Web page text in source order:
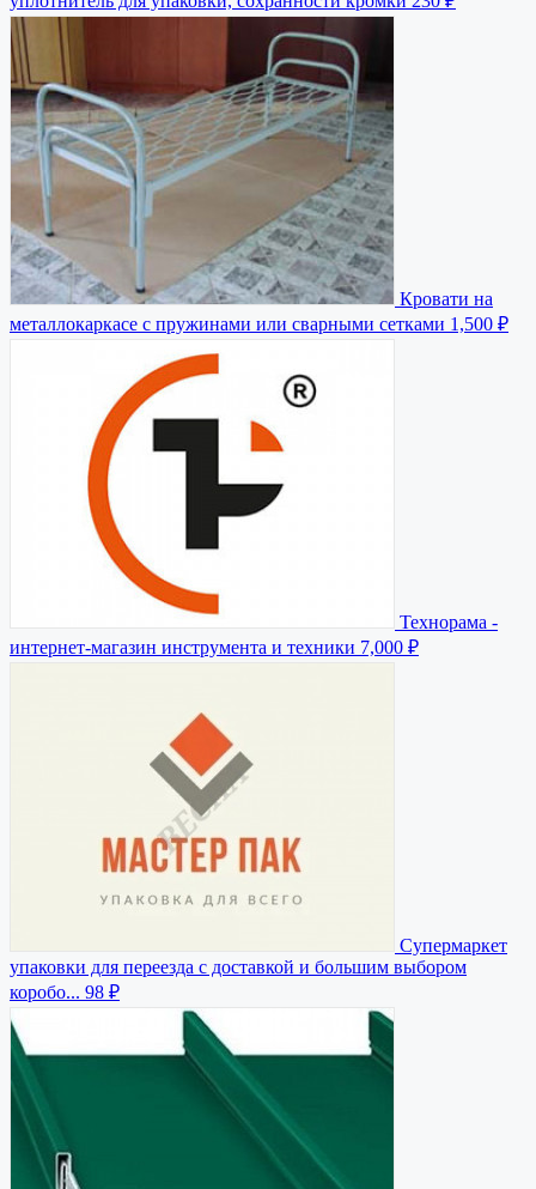
Кровати на
металлокаркасе с пружинами или сварными сетками 1,500 ₽
Технорама -
интернет-магазин инструмента и техники 7,000 ₽
Супермаркет
упаковки для переезда с доставкой и большим выбором
коробо... 98 ₽